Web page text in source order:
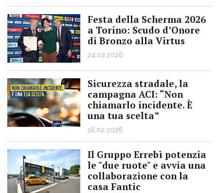
Festa della Scherma 2026
a Torino: Scudo d’Onore
di Bronzo alla Virtus
24.02.2026
Sicurezza stradale, la
campagna ACI: “Non
chiamarlo incidente. È
una tua scelta”
18.02.2026
Il Gruppo Errebì potenzia
le "due ruote" e avvia una
collaborazione con la
casa Fantic